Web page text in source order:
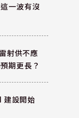
一波有沒
射供不應
期更長？
建設開始